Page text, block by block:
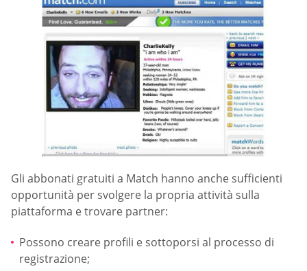
Gli abbonati gratuiti a Match hanno anche sufficienti
opportunità per svolgere la propria attività sulla
piattaforma e trovare partner:
Possono creare profili e sottoporsi al processo di
registrazione;